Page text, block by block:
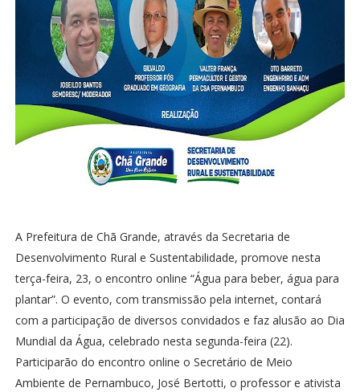
A Prefeitura de Chã Grande, através da Secretaria de
Desenvolvimento Rural e Sustentabilidade, promove nesta
terça-feira, 23, o encontro online “Água para beber, água para
plantar”. O evento, com transmissão pela internet, contará
com a participação de diversos convidados e faz alusão ao Dia
Mundial da Água, celebrado nesta segunda-feira (22).
Participarão do encontro online o Secretário de Meio
Ambiente de Pernambuco, José Bertotti, o professor e ativista